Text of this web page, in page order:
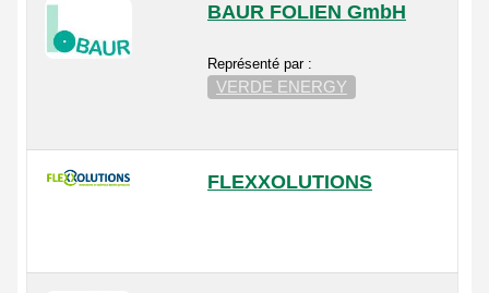
BAUR FOLIEN GmbH
Représenté par :
VERDE ENERGY
FLEXXOLUTIONS